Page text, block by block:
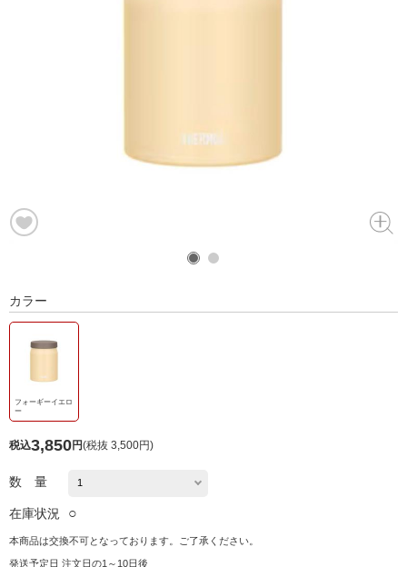
カラー
フォーギーイエロ
ー
税込3,850円(税抜 3,500円)
数 量
在庫状況 ○
本商品は交換不可となっております。ご了承ください。
発送予定日 注文日の1～10日後